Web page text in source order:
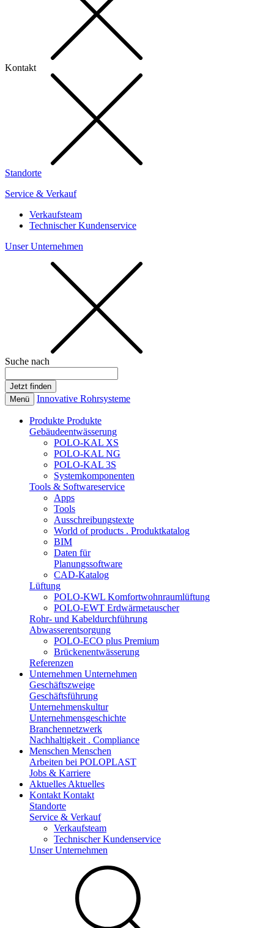
Kontakt
Standorte
Service & Verkauf
Verkaufsteam
Technischer Kundenservice
Unser Unternehmen
Suche nach
Menü Innovative Rohrsysteme
Produkte Produkte
Gebäudeentwässerung
POLO-KAL XS
POLO-KAL NG
POLO-KAL 3S
Systemkomponenten
Tools & Softwareservice
Apps
Tools
Ausschreibungstexte
World of products . Produktkatalog
BIM
Daten für
Planungssoftware
CAD-Katalog
Lüftung
POLO-KWL Komfortwohnraumlüftung
POLO-EWT Erdwärmetauscher
Rohr- und Kabeldurchführung
Abwasserentsorgung
POLO-ECO plus Premium
Brückenentwässerung
Referenzen
Unternehmen Unternehmen
Geschäftszweige
Geschäftsführung
Unternehmenskultur
Unternehmensgeschichte
Branchennetzwerk
Nachhaltigkeit . Compliance
Menschen Menschen
Arbeiten bei POLOPLAST
Jobs & Karriere
Aktuelles Aktuelles
Kontakt Kontakt
Standorte
Service & Verkauf
Verkaufsteam
Technischer Kundenservice
Unser Unternehmen